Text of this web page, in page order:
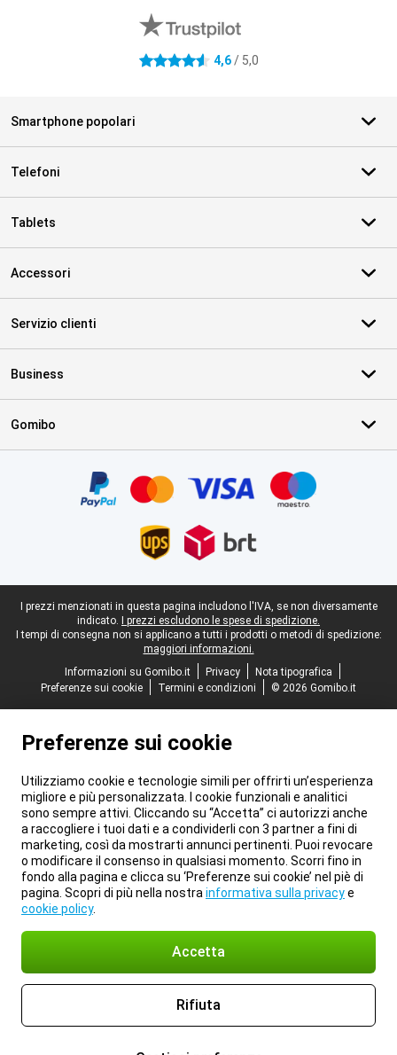
4.6 stelle 4,6/ 5,0
Smartphone popolari
Telefoni
Tablets
Accessori
Servizio clienti
Business
Gomibo
Piè di pagina legale
I prezzi menzionati in questa pagina includono l'IVA, se non diversamente
indicato. I prezzi escludono le spese di spedizione.
I tempi di consegna non si applicano a tutti i prodotti o metodi di spedizione:
maggiori informazioni.
Informazioni su Gomibo.it
Privacy
Nota tipografica
Preferenze sui cookie
Termini e condizioni © 2026 Gomibo.it
Preferenze sui cookie
Utilizziamo cookie e tecnologie simili per offrirti un’esperienza
migliore e più personalizzata. I cookie funzionali e analitici
sono sempre attivi. Cliccando su “Accetta” ci autorizzi anche
a raccogliere i tuoi dati e a condividerli con 3 partner a fini di
marketing, così da mostrarti annunci pertinenti. Puoi revocare
o modificare il consenso in qualsiasi momento. Scorri fino in
fondo alla pagina e clicca su ‘Preferenze sui cookie’ nel piè di
pagina. Scopri di più nella nostra informativa sulla privacye
cookie policy.
Accetta
Rifiuta